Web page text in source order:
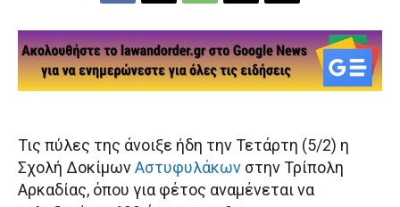
Τις πύλες της άνοιξε ήδη την Τετάρτη (5/2) η
Σχολή ΔοκίμωνΑστυφυλάκων στην Τρίπολη
Αρκαδίας, όπου για φέτος αναμένεται να